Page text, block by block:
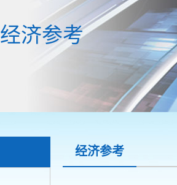
经济参考
经济参考